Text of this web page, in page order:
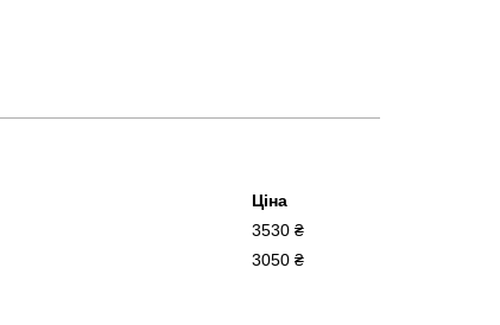
Ціна
3530 ₴
3050 ₴